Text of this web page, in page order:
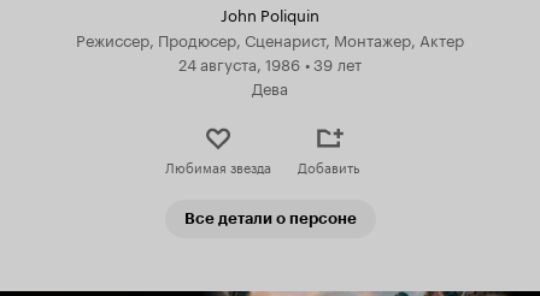
John Poliquin
Режиссер, Продюсер, Сценарист, Монтажер, Актер
24 августа, 1986 •39 лет
Дева
Любимая звезда Добавить
Все детали о персоне